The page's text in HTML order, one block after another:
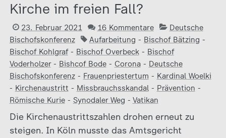
Kirche im freien Fall?
23. Februar 2021 16 Kommentare
Deutsche
Bischofskonferenz
Aufarbeitung - Bischof Bätzing -
Bischof Kohlgraf- Bischof Overbeck- Bischof
Voderholzer- Bishcof Bode- Corona- Deutsche
Bischofskonferenz- Frauenpriestertum - Kardinal Woelki
- Kirchenaustritt - Missbrauchsskandal- Prävention -
Römische Kurie- Synodaler Weg - Vatikan
Die Kirchenaustrittszahlen drohen erneut zu
steigen. In Köln musste das Amtsgericht